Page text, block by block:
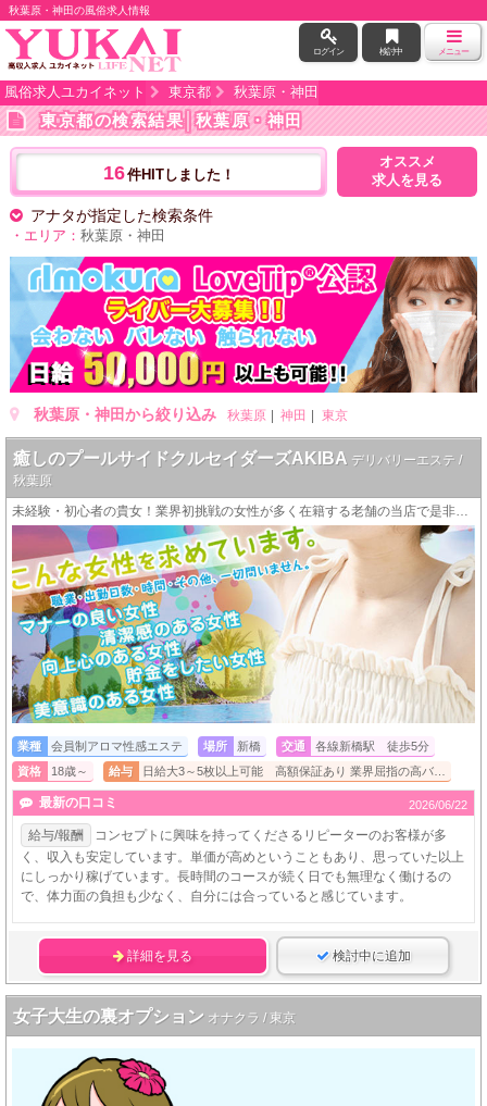
秋葉原・神田の風俗求人情報
ログイン 検討中 メニュー
風俗求人ユカイネット 東京都 秋葉原・神田
東京都の検索結果│秋葉原・神田
16件HITしました！
オススメ
求人を見る
アナタが指定した検索条件
・エリア： 秋葉原・神田
秋葉原・神田から絞り込み 秋葉原 神田 東京
癒しのプールサイドクルセイダーズAKIBA デリバリーエステ /
秋葉原
業種 会員制アロマ性感エステ 場所 新橋 交通
各線新橋駅 徒歩5分
資格
18歳～ 給与 日給大3～5枚以上可能 高額保証あり 業界屈指の高バ…
最新の口コミ 2026/06/22
給与/報酬
コンセプトに興味を持ってくださるリピーターのお客様が多
く、収入も安定しています。単価が高めということもあり、思っていた以上
にしっかり稼げています。長時間のコースが続く日でも無理なく働けるの
で、体力面の負担も少なく、自分には合っていると感じています。
詳細を見る 検討中に追加
女子大生の裏オプション オナクラ / 東京